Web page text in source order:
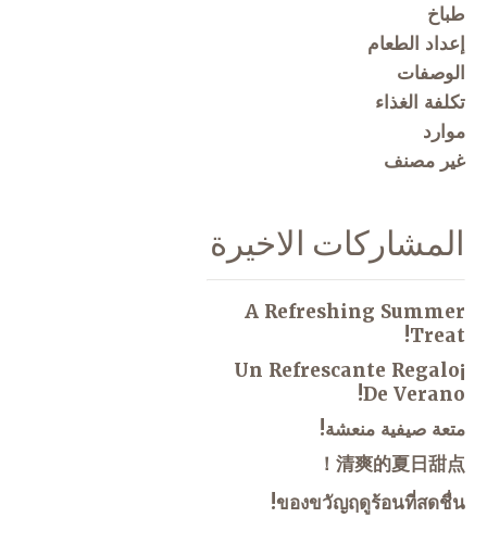
طباخ
إعداد الطعام
الوصفات
تكلفة الغذاء
موارد
غير مصنف
المشاركات الاخيرة
A Refreshing Summer
Treat!
¡Un Refrescante Regalo
De Verano!
متعة صيفية منعشة!
清爽的夏日甜点！
ของขวัญฤดูร้อนที่สดชื่น!